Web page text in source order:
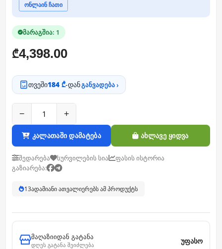
ონლაინ ჩათი
მარაგშია: 1
₾4,398.00
თვეში184 ₾-დანგანვადება ›
− +
კალათაში დამატება ახლავე ყიდვა
შედარება სურვილების სია
ფასის ისტორია
გაზიარება:
13ადამიანი ათვალიერებს ამ პროდუქტს
მაღაზიიდან გატანა
დღეს გატანა შეიძლება
უფასო